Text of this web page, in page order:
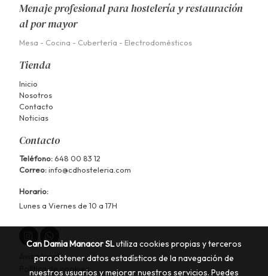
Menaje profesional para hostelería y restauración
al por mayor
Mesa - Cocina - Cubertería - Electrodomésticos
Tienda
Inicio
Nosotros
Contacto
Noticias
Contacto
Teléfono: 648 00 83 12
Correo:info@cdhosteleria.com
Horario:
Lunes a Viernes de 10 a 17H
Aviso legal
Política de cookies
Can Damia Manacor SLutiliza cookies propias y terceros
para obtener datos estadísticos de la navegación de
nuestros usuarios y mejorar nuestros servicios. Puedes